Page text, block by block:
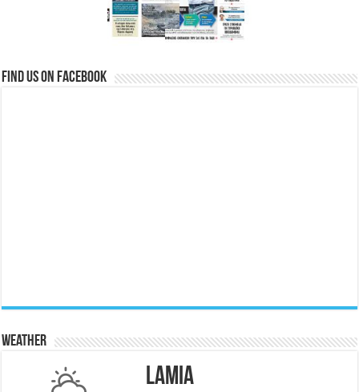
Find us on Facebook
Weather
Lamia